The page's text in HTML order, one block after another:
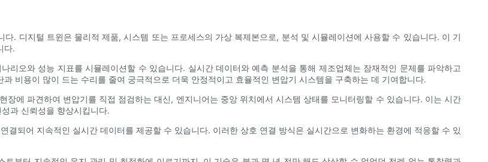
. 디지털 트윈은 물리적 제품, 시스템 또는 프로세스의 가상 복제본으로, 분석 및 시뮬레이션에 사용할 수 있습니다. 이 기
다.
리오와 성능 지표를 시뮬레이션할 수 있습니다. 실시간 데이터와 예측 분석을 통해 제조업체는 잠재적인 문제를 파악하고
비용이 많이 드는 수리를 줄여 궁극적으로 더욱 안정적이고 효율적인 변압기 시스템을 구축하는 데 기여합니다.
에 파견하여 변압기를 직접 점검하는 대신, 엔지니어는 중앙 위치에서 시스템 상태를 모니터링할 수 있습니다. 이는 시간
과 신뢰성을 향상시킵니다.
되어 지속적인 실시간 데이터를 제공할 수 있습니다. 이러한 상호 연결 방식은 실시간으로 변화하는 환경에 적응할 수 있